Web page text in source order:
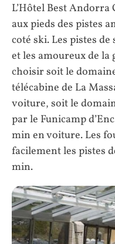
L’Hôtel Best Andorra
aux pieds des pistes
coté ski. Les pistes
et les amoureux de
choisir soit le
télécabine de La
voiture, soit le
par le Funicamp
min en voiture. Les
facilement les pistes
min.